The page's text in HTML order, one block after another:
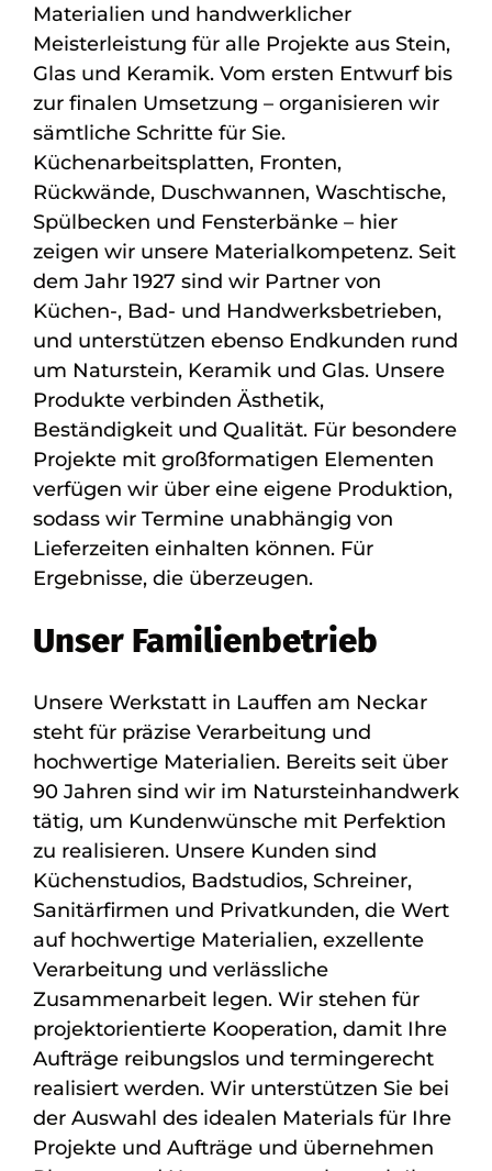
Materialien und handwerklicher
Meisterleistung für alle Projekte aus Stein,
Glas und Keramik. Vom ersten Entwurf bis
zur finalen Umsetzung – organisieren wir
sämtliche Schritte für Sie.
Küchenarbeitsplatten, Fronten,
Rückwände, Duschwannen, Waschtische,
Spülbecken und Fensterbänke – hier
zeigen wir unsere Materialkompetenz. Seit
dem Jahr 1927 sind wir Partner von
Küchen-, Bad- und Handwerksbetrieben,
und unterstützen ebenso Endkunden rund
um Naturstein, Keramik und Glas. Unsere
Produkte verbinden Ästhetik,
Beständigkeit und Qualität. Für besondere
Projekte mit großformatigen Elementen
verfügen wir über eine eigene Produktion,
sodass wir Termine unabhängig von
Lieferzeiten einhalten können. Für
Ergebnisse, die überzeugen.
Unser Familienbetrieb
Unsere Werkstatt in Lauffen am Neckar
steht für präzise Verarbeitung und
hochwertige Materialien. Bereits seit über
90 Jahren sind wir im Natursteinhandwerk
tätig, um Kundenwünsche mit Perfektion
zu realisieren. Unsere Kunden sind
Küchenstudios, Badstudios, Schreiner,
Sanitärfirmen und Privatkunden, die Wert
auf hochwertige Materialien, exzellente
Verarbeitung und verlässliche
Zusammenarbeit legen. Wir stehen für
projektorientierte Kooperation, damit Ihre
Aufträge reibungslos und termingerecht
realisiert werden. Wir unterstützen Sie bei
der Auswahl des idealen Materials für Ihre
Projekte und Aufträge und übernehmen